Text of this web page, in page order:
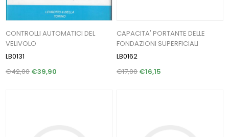
CONTROLLI AUTOMATICI DEL
VELIVOLO
LB0131
€42,00 €39,90
CAPACITA' PORTANTE DELLE
FONDAZIONI SUPERFICIALI
LB0162
€17,00€16,15